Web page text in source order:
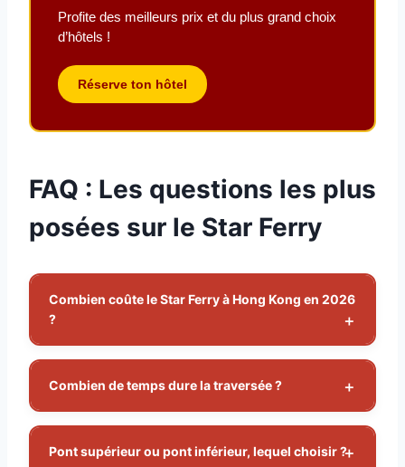
Profite des meilleurs prix et du plus grand choix
d’hôtels !
Réserve ton hôtel
FAQ : Les questions les plus
posées sur le Star Ferry
Combien coûte le Star Ferry à Hong Kong en 2026
?
Combien de temps dure la traversée ?
Pont supérieur ou pont inférieur, lequel choisir ?